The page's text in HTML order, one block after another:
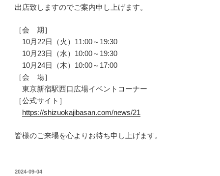
出店致しますのでご案内申し上げます。
［会 期］
10月22日（火）11:00～19:30
10月23日（水）10:00～19:30
10月24日（木）10:00～17:00
［会 場］
東京新宿駅西口広場イベントコーナー
［公式サイト］
https://shizuokajibasan.com/news/21
皆様のご来場を心よりお待ち申し上げます。
投
2024-09-04